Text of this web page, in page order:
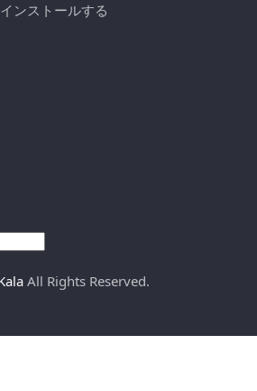
ンストールする
All Rights Reserved.